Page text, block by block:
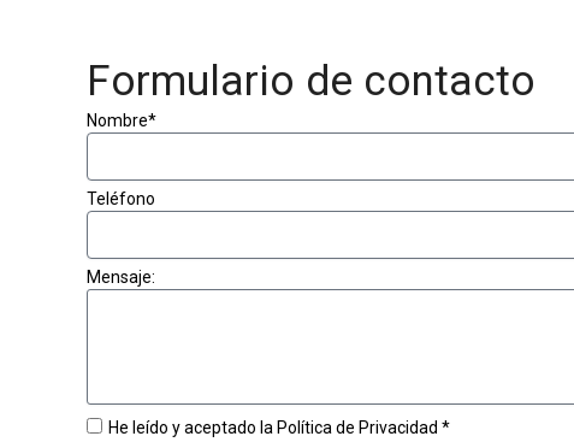
Formulario de contacto
Nombre*
Teléfono
Mensaje:
He leído y aceptado la Política de Privacidad *